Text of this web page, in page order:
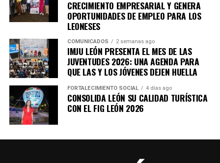
CRECIMIENTO EMPRESARIAL Y GENERA
OPORTUNIDADES DE EMPLEO PARA LOS
LEONESES
COMUNICADOS 2 semanas ago
IMJU LEÓN PRESENTA EL MES DE LAS
JUVENTUDES 2026: UNA AGENDA PARA
QUE LAS Y LOS JÓVENES DEJEN HUELLA
FORTALECIMIENTO SOCIAL 4 días ago
CONSOLIDA LEÓN SU CALIDAD TURÍSTICA
CON EL FIG LEÓN 2026